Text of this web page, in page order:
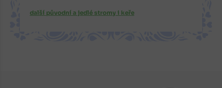
další původní a jedlé stromy i keře